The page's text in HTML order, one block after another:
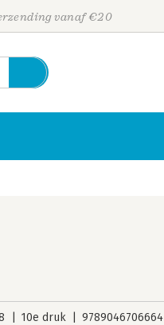
vanaf €20
10e druk 9789046706664
Personen